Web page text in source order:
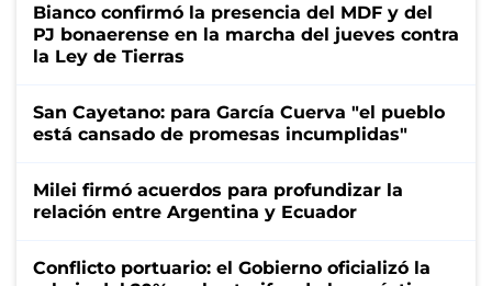
Bianco confirmó la presencia del MDF y del
PJ bonaerense en la marcha del jueves contra
la Ley de Tierras
San Cayetano: para García Cuerva "el pueblo
está cansado de promesas incumplidas"
Milei firmó acuerdos para profundizar la
relación entre Argentina y Ecuador
Conflicto portuario: el Gobierno oficializó la